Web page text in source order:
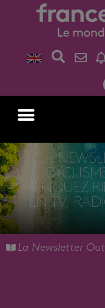
LA
MANQUEZ
EN TV,
La Newsletter